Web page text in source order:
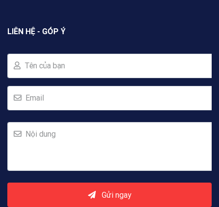
LIÊN HỆ - GÓP Ý
Tên của bạn
Email
Nội dung
Gửi ngay